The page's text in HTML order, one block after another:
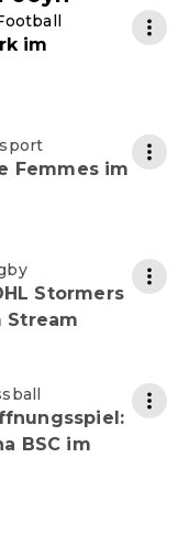
im
Femmes im
Stormers
Stream
BSC im